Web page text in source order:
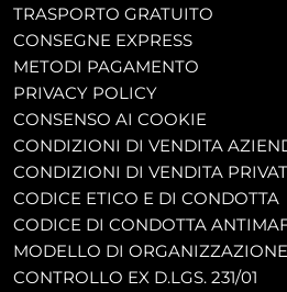
TRASPORTO GRATUITO
CONSEGNE EXPRESS
METODI PAGAMENTO
PRIVACY POLICY
CONSENSO AI COOKIE
CONDIZIONI DI VENDITA
CONDIZIONI DI VENDITA
CODICE ETICO E DI CONDOTTA
CODICE DI CONDOTTA
MODELLO DI
CONTROLLO EX D.LGS. 231/01